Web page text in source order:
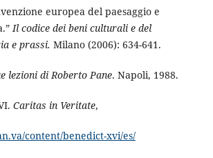
europea del paesaggio e
Il codice dei beni culturali e del
e prassi. Milano (2006): 634-641.
lezioni di Roberto Pane. Napoli, 1988.
Caritas in Veritate,
content/benedict-xvi/es/